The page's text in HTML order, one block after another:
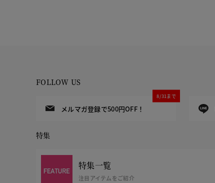
FOLLOW US
メルマガ登録で500円OFF！
8/31まで
特集
特集一覧
注目アイテムをご紹介